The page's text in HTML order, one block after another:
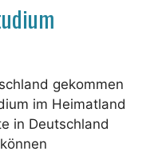
gekommen
im Heimatland
in Deutschland